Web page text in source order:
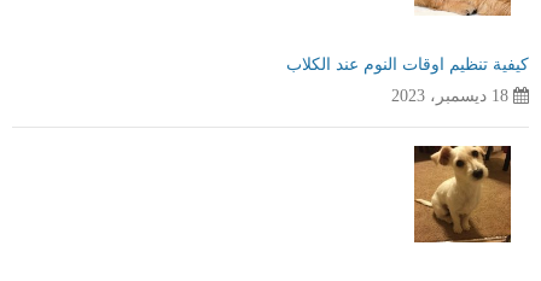
كيفية تنظيم اوقات النوم عند الكلاب
18 ديسمبر، 2023